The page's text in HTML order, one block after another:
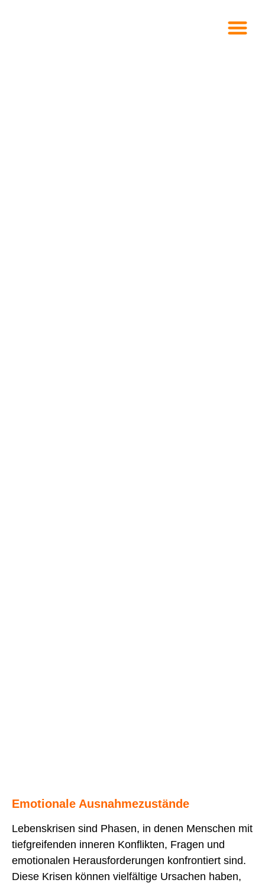
Emotionale Ausnahmezustände
Lebenskrisen sind Phasen, in denen Menschen mit
tiefgreifenden inneren Konflikten, Fragen und
emotionalen Herausforderungen konfrontiert sind.
Diese Krisen können vielfältige Ursachen haben,